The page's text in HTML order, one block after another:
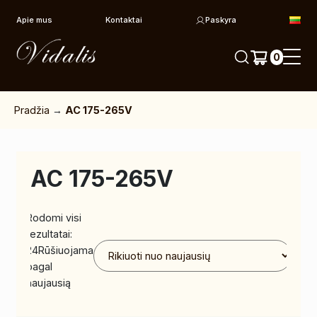
Apie mus Kontaktai Paskyra
0
Pradžia → AC 175-265V
AC 175-265V
Rodomi visi
rezultatai:
24Rūšiuojama
pagal
naujausią